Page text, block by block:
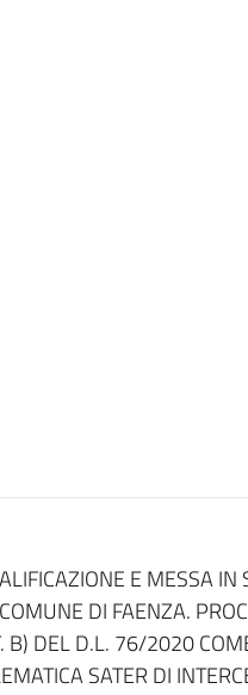
E MESSA IN
DI FAENZA.
B) DEL D.L. 76/2020
SATER DI